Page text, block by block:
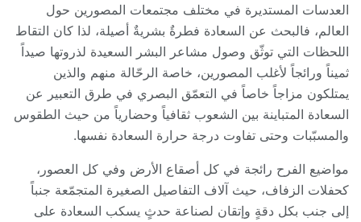
العدسات المستديرة في مختلف مجتمعات المصورين حول
العالم، فالبحث عن السعادة فطرةٌ بشريةٌ أصيلة، لذا كان التقاط
اللحظات التي توثّق وصول مشاعر البشر السعيدة لذروتها صيداً
ثميناً ورائجاً لأغلب المصورين، خاصة الرحّالة منهم والذين
يمتلكون مزاجاً خاصاً في التعمّق البصري في طرق التعبير عن
السعادة المتباينة بين الشعوب ثقافياً وحضارياً من حيث الطقوس
والمسبّبات وحتى تفاوت درجة حرارة السعادة نفسها.
مواضيع الفرح رائجة في كل أصقاع الأرض وفي كل العصور،
كحفلات الزفاف، حيث آلاف التفاصيل الصغيرة المتجمّعة جنباً
إلى جنب بكل دقةٍ وإتقان لصناعة حدثٍ يسكب السعادة على